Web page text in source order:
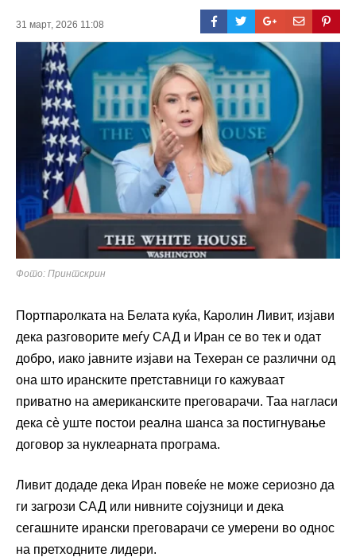
31 март, 2026 11:08
Фото: Принтскрин
Портпаролката на Белата куќа, Каролин Ливит, изјави
дека разговорите меѓу САД и Иран се во тек и одат
добро, иако јавните изјави на Техеран се различни од
она што иранските претставници го кажуваат
приватно на американските преговарачи. Таа нагласи
дека сè уште постои реална шанса за постигнување
договор за нуклеарната програма.
Ливит додаде дека Иран повеќе не може сериозно да
ги загрози САД или нивните сојузници и дека
сегашните ирански преговарачи се умерени во однос
на претходните лидери.